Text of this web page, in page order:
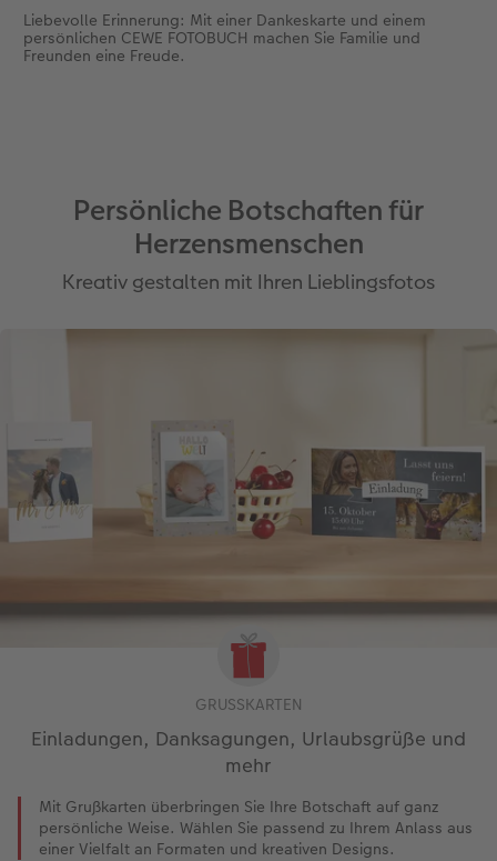
Liebevolle Erinnerung: Mit einer Dankeskarte und einem
persönlichen CEWE FOTOBUCH machen Sie Familie und
Freunden eine Freude.
Persönliche Botschaften für
Herzensmenschen
Kreativ gestalten mit Ihren Lieblingsfotos
GRUSSKARTEN
Einladungen, Danksagungen, Urlaubsgrüße und
mehr
Mit Grußkarten überbringen Sie Ihre Botschaft auf ganz
persönliche Weise. Wählen Sie passend zu Ihrem Anlass aus
einer Vielfalt an Formaten und kreativen Designs.